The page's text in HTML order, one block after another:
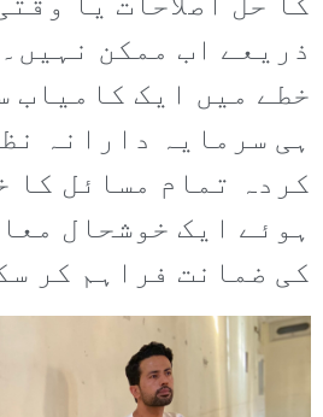
ذریعے اب ممکن
خطے میں ایک کامیاب
ہی سرمایہ دارانہ
کردہ تمام مسائل کا
ہوئے ایک خوشحال
کی ضمانت فراہم کر